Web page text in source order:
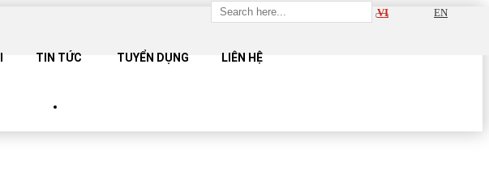
VI EN
TIN TỨC TUYỂN DỤNG LIÊN HỆ